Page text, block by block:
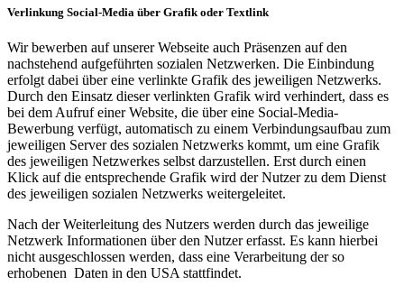
Verlinkung Social-Media über Grafik oder Textlink
Wir bewerben auf unserer Webseite auch Präsenzen auf den
nachstehend aufgeführten sozialen Netzwerken. Die Einbindung
erfolgt dabei über eine verlinkte Grafik des jeweiligen Netzwerks.
Durch den Einsatz dieser verlinkten Grafik wird verhindert, dass es
bei dem Aufruf einer Website, die über eine Social-Media-
Bewerbung verfügt, automatisch zu einem Verbindungsaufbau zum
jeweiligen Server des sozialen Netzwerks kommt, um eine Grafik
des jeweiligen Netzwerkes selbst darzustellen. Erst durch einen
Klick auf die entsprechende Grafik wird der Nutzer zu dem Dienst
des jeweiligen sozialen Netzwerks weitergeleitet.
Nach der Weiterleitung des Nutzers werden durch das jeweilige
Netzwerk Informationen über den Nutzer erfasst. Es kann hierbei
nicht ausgeschlossen werden, dass eine Verarbeitung der so
erhobenen Daten in den USA stattfindet.